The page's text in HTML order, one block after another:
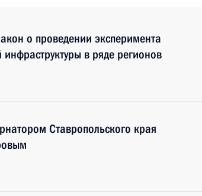
о проведении эксперимента
в ряде регионов
Ставропольского края